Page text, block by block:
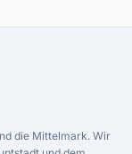
die Mittelmark. Wir